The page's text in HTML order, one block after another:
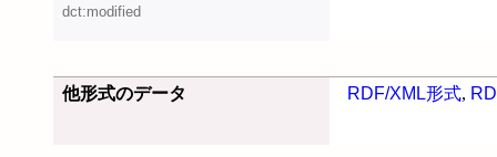
dct:modified
他形式のデータ RDF/XML形式,